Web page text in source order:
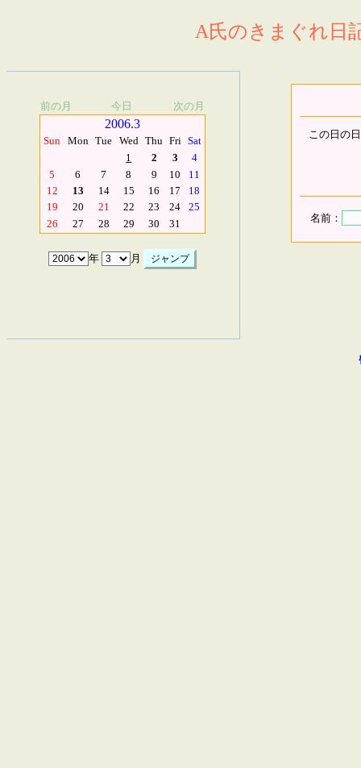
A氏のきまぐれ日
前の月 今日 次の月
2006.3
Sun Mon Tue Wed Thu Fri Sat
1
2 3
4
5
6 7 8 9 10
11
12
13 14 15 16 17
18
19
20 21 22 23 24
25
26
27 28 29 30 31
年 月
この日の
名前：